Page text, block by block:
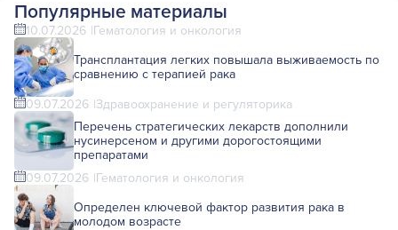
Популярные материалы
10.07.2026 Гематология и онкология
Трансплантация легких повышала выживаемость по
сравнению с терапией рака
09.07.2026 Здравоохранение и регуляторика
Перечень стратегических лекарств дополнили
нусинерсеном и другими дорогостоящими
препаратами
09.07.2026 Гематология и онкология
Определен ключевой фактор развития рака в
молодом возрасте